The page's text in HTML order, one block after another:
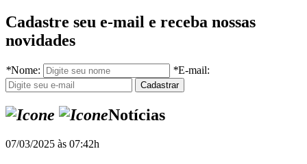
Cadastre seu e-mail e receba nossas
novidades
*Nome: *E-mail:
Notícias
07/03/2025 às 07:42h